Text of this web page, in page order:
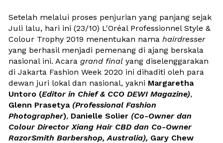
Setelah melalui proses penjurian yang panjang sejak
Juli lalu, hari ini (23/10) L'Oréal Professionnel Style &
Colour Trophy 2019 menentukan nama hairdresser
yang berhasil menjadi pemenang di ajang berskala
nasional ini. Acara grand final yang diselenggarakan
di Jakarta Fashion Week 2020 ini dihaditi oleh para
dewan juri lokal dan nasional, yakni Margaretha
Untoro (Editor in Chief & CCO DEWI Magazine)
Glenn Prasetya (Professional Fashion
Photographer), Danielle Solier (Co-Owner dan
Colour Director Xiang Hair CBD dan Co-Owner
RazorSmith Barbershop, Australia), Gary Chew